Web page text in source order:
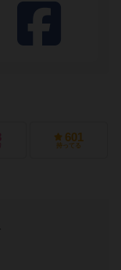
601
持ってる